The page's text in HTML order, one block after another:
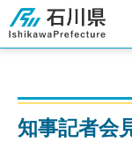
石川県
知事記者会